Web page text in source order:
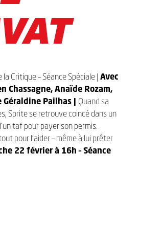
Critique – Séance Spéciale |Avec
Chassagne, Anaïde Rozam,
Pailhas | Quand sa
Sprite se retrouve coincé dans un
taf pour payer son permis.
pour l’aider – même à lui prêter
22 février à 16h – Séance